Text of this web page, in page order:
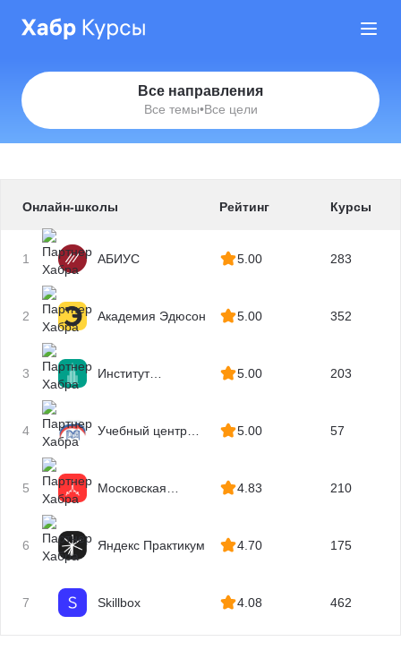
Все направления
Все темы•Все цели
Онлайн-школы Рейтинг Курсы
1 АБИУС 5.00 283
2 Академия Эдюсон 5.00 352
3
Институт
5.00 203
4
Учебный центр
5.00 57
5
Московская
4.83 210
6 Яндекс Практикум 4.70 175
7 Skillbox 4.08 462